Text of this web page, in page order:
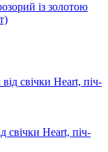
із золотою
свічки Heart, піч-